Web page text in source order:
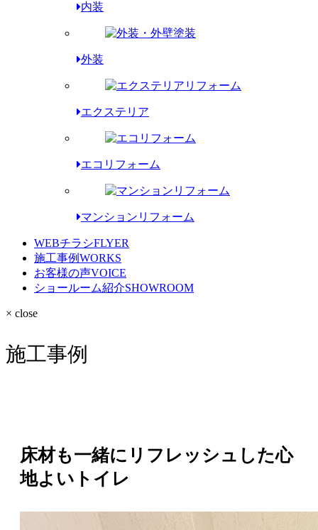
内装
外装
エクステリア
エコリフォーム
マンションリフォーム
WEBチラシFLYER
施工事例WORKS
お客様の声VOICE
ショールーム紹介SHOWROOM
× close
施工事例
床材も一緒にリフレッシュした心
地よいトイレ